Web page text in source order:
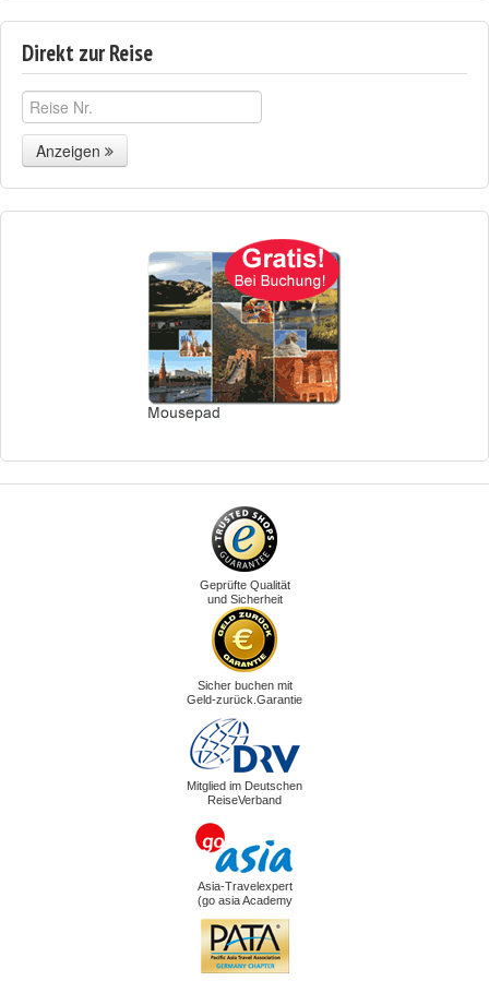
Direkt zur Reise
Anzeigen
Geprüfte Qualität
und Sicherheit
Sicher buchen mit
Geld-zurück.Garantie
Mitglied im Deutschen
ReiseVerband
Asia-Travelexpert
(go asia Academy